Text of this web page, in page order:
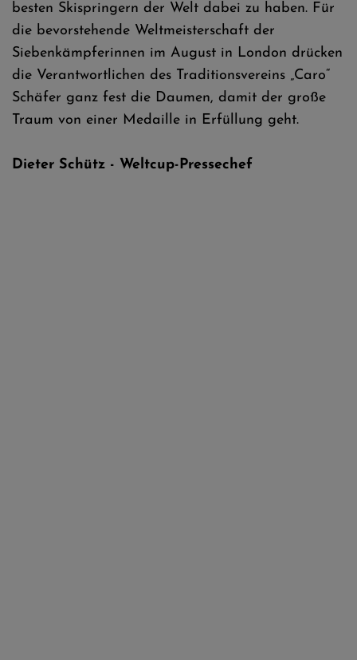
besten Skispringern der Welt dabei zu haben. Für
die bevorstehende Weltmeisterschaft der
Siebenkämpferinnen im August in London drücken
die Verantwortlichen des Traditionsvereins „Caro“
Schäfer ganz fest die Daumen, damit der große
Traum von einer Medaille in Erfüllung geht.
Dieter Schütz - Weltcup-Pressechef